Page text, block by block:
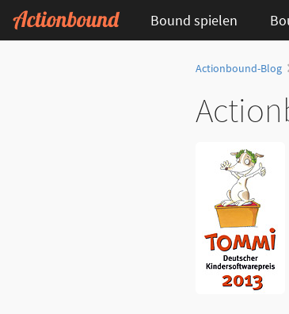
Bound spielen
Actionbound-Blog